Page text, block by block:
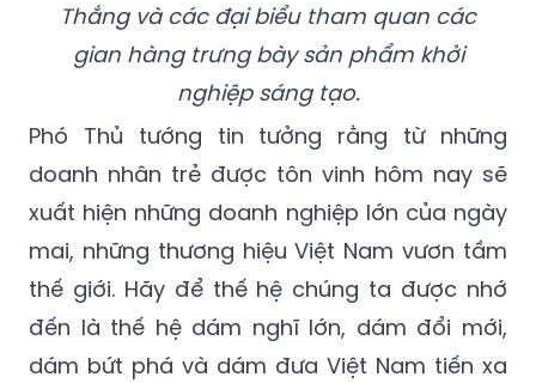
Thắng và các đại biểu tham quan các
gian hàng trưng bày sản phẩm khởi
nghiệp sáng tạo.
Phó Thủ tướng tin tưởng rằng từ những
doanh nhân trẻ được tôn vinh hôm nay sẽ
xuất hiện những doanh nghiệp lớn của ngày
mai, những thương hiệu Việt Nam vươn tầm
thế giới. Hãy để thế hệ chúng ta được nhớ
đến là thế hệ dám nghĩ lớn, dám đổi mới,
dám bứt phá và dám đưa Việt Nam tiến xa